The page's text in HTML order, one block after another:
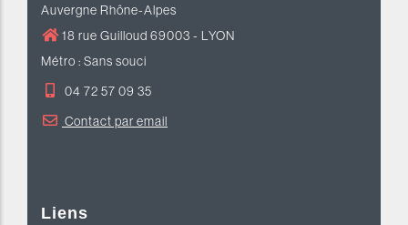
Auvergne Rhône-Alpes
18 rue Guilloud 69003 - LYON
Métro : Sans souci
04 72 57 09 35
Contact par email
Liens